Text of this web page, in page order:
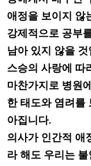
애정을 보이지 않
강제적으로 공부
남아 있지 않을 것
스승의 사랑에 따
마찬가지로 병원
한 태도와 염려를
아집니다.
의사가 인간적 애
라 해도 우리는